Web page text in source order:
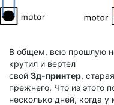
В общем, всю прошлую
крутил и вертел
свой 3д-принтер,
прежнего. Что из этого
несколько дней, когда у